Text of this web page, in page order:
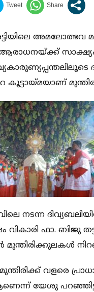
ആരാധനയ്ക്ക്
നടന്ന
ഫാ. ബിജു
വളരെ
യേശു